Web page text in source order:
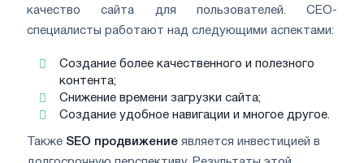
качество сайта для пользователей. СЕО-
специалисты работают над следующими аспектами:
Создание более качественного и полезного
контента;
Снижение времени загрузки сайта;
Создание удобное навигации и многое другое.
Также SEO продвижение является инвестицией в